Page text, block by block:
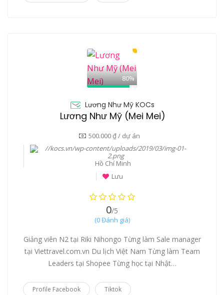
80%
Lương Như Mỹ KOCs
Lương Như Mỹ (Mei Mei)
500.000 ₫ / dự án
Hồ Chí Minh
Lưu
0/5
(0 Đánh giá)
Giảng viên N2 tại Riki Nihongo Từng làm Sale manager
tại Viettravel.com.vn Du lịch Việt Nam Từng làm Team
Leaders tại Shopee Từng học tại Nhật…
Profile Facebook Tiktok